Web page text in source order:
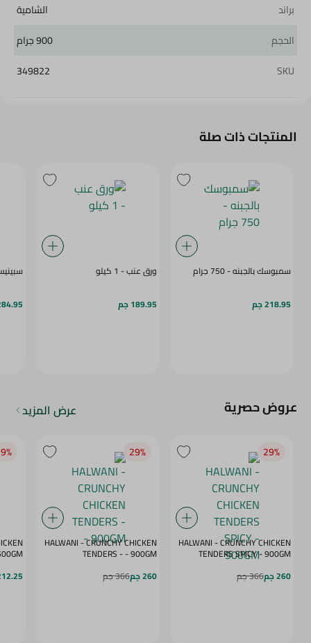
براند
الشامية
الحجم
900 جرام
SKU
349822
المنتجات ذات صلة
سمبوسك بالجبنه - 750 جرام
218.95 جم
ورق عنب - 1 كيلو
189.95 جم
سبينيس
284.95
عروض حصرية عرض المزيد
29‎%‎
HALWANI - CRUNCHY CHICKEN
TENDERS SPICY - 900GM
260 جم
366 جم
29‎%‎
HALWANI - CRUNCHY CHICKEN
TENDERS - - 900GM
260 جم
366 جم
- 500GM
212.25